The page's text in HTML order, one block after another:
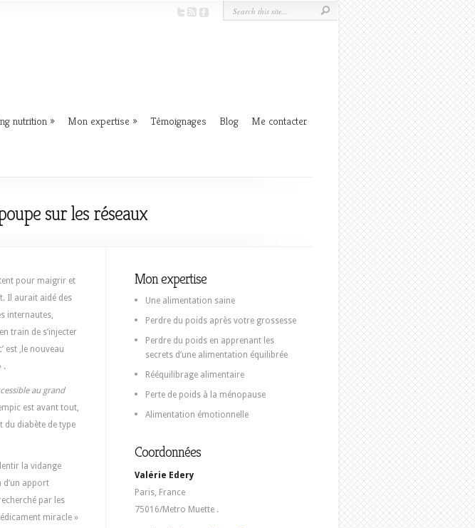
nutrition Mon expertise Témoignages Blog Me contacter
sur les réseaux
pour maigrir et
Il aurait aidé des
internautes,
train de s’injecter
est ,le nouveau
.
au grand
est avant tout,
du diabète de type
la vidange
d’un apport
par les
miracle »
Mon expertise
Une alimentation saine
Perdre du poids après votre grossesse
Perdre du poids en apprenant les
secrets d’une alimentation équilibrée
Rééquilibrage alimentaire
Perte de poids à la ménopause
Alimentation émotionnelle
Coordonnées
Valérie Edery
Paris, France
75016/Metro Muette .